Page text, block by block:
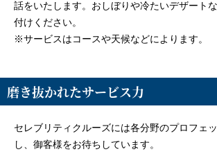
話をいたします。おしぼりや冷たいデザート
付けください。
※サービスはコースや天候などによります。
磨き抜かれたサービス力
セレブリティクルーズには各分野のプロフェ
し、御客様をお待ちしています。